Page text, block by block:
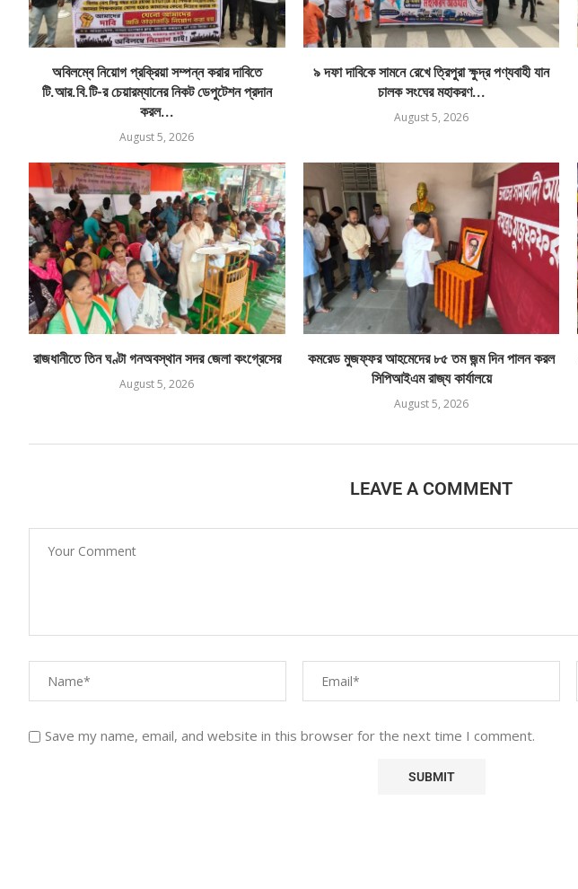
অবিলম্বে নিয়োগ প্রক্রিয়া সম্পন্ন করার দাবিতে
টি.আর.বি.টি-র চেয়ারম্যানের নিকট ডেপুটেশন প্রদান
করল...
August 5, 2026
৯ দফা দাবিকে সামনে রেখে ত্রিপুরা ক্ষুদ্র পণ্যবাহী যান
চালক সংঘের মহাকরণ...
August 5, 2026
রাজধানীতে তিন ঘণ্টা গনঅবস্থান সদর জেলা কংগ্রেসের
August 5, 2026
কমরেড মুজফ্ফর আহমেদের ৮৫ তম জন্ম দিন পালন করল
সিপিআইএম রাজ্য কার্যালয়ে
August 5, 2026
LEAVE A COMMENT
Save my name, email, and website in this browser for the next time I comment.